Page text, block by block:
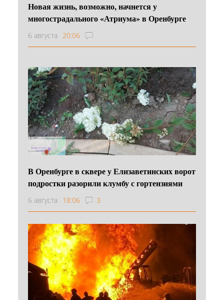
Новая жизнь, возможно, начнется у
многострадального «Атриума» в Оренбурге
6 августа 20:06
В Оренбурге в сквере у Елизаветинских ворот
подростки разорили клумбу с гортензиями
6 августа 18:06 3